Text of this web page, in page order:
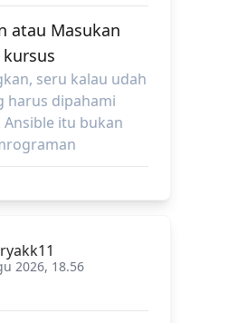
atau Masukan
seru kalau udah
harus dipahami
Ansible itu bukan
2026, 18.56